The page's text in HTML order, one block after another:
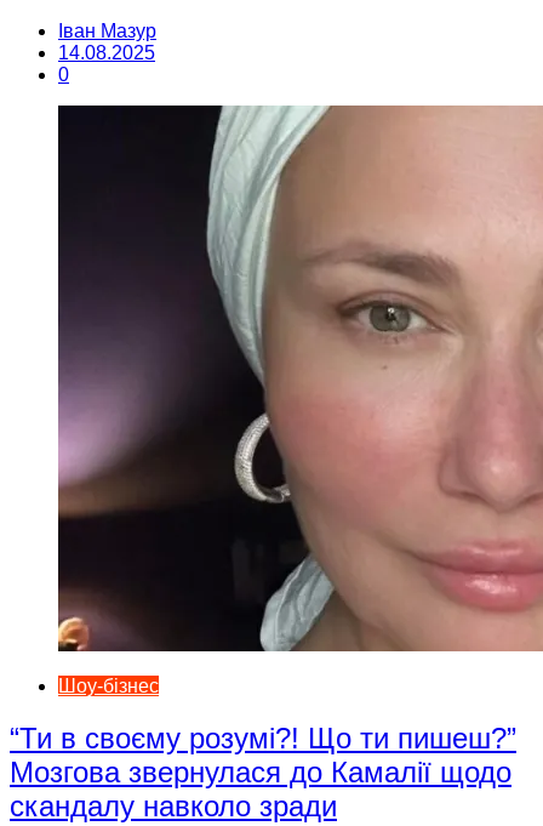
Іван Мазур
14.08.2025
0
Шоу-бізнес
“Ти в своєму розумі?! Що ти пишеш?”
Мозгова звернулася до Камалії щодо
скандалу навколо зради